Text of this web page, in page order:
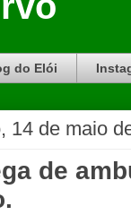
do Elói
14 de maio
de